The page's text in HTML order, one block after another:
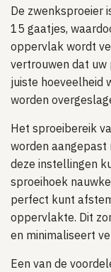
De zwenksproeier
15 gaatjes,
oppervlak wordt
vertrouwen dat uw
juiste hoeveelheid
worden
Het sproeibereik
worden
deze instellingen
sproeihoek
perfect kunt
oppervlakte. Dit
en minimaliseert
Een van de